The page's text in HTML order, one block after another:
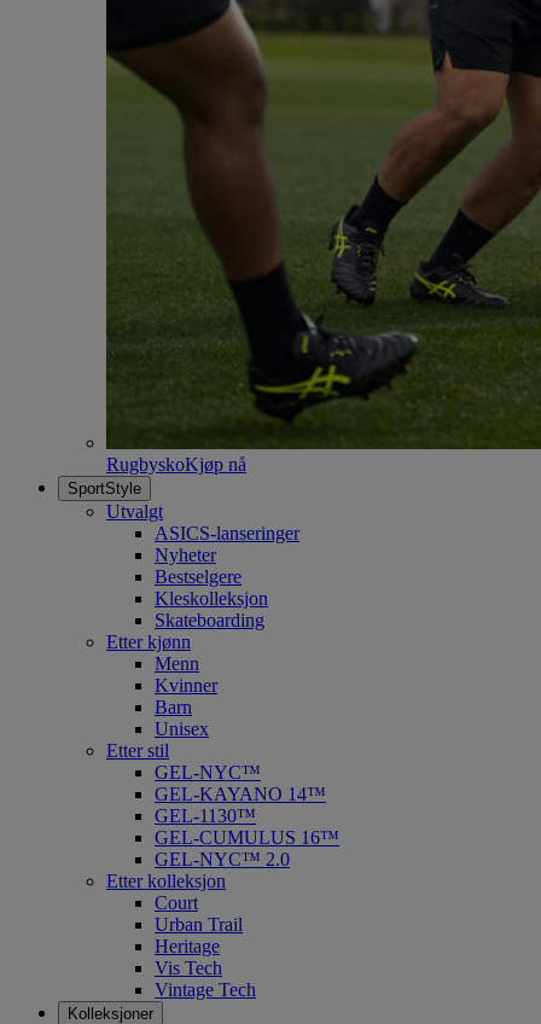
RugbyskoKjøp nå
SportStyle
Utvalgt
ASICS-lanseringer
Nyheter
Bestselgere
Kleskolleksjon
Skateboarding
Etter kjønn
Menn
Kvinner
Barn
Unisex
Etter stil
GEL-NYC™
GEL-KAYANO 14™
GEL-1130™
GEL-CUMULUS 16™
GEL-NYC™ 2.0
Etter kolleksjon
Court
Urban Trail
Heritage
Vis Tech
Vintage Tech
Kolleksjoner